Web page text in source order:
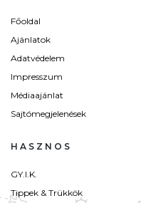
Főoldal
Ajánlatok
Adatvédelem
Impresszum
Médiaajánlat
Sajtómegjelenések
HASZNOS
GY.I.K.
Tippek & Trükkök